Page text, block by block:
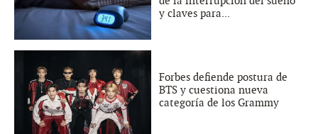
y claves para...
Forbes defiende postura de
BTS y cuestiona nueva
categoría de los Grammy